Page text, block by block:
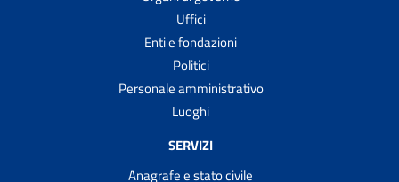
Uffici
Enti e fondazioni
Politici
Personale amministrativo
Luoghi
SERVIZI
Anagrafe e stato civile